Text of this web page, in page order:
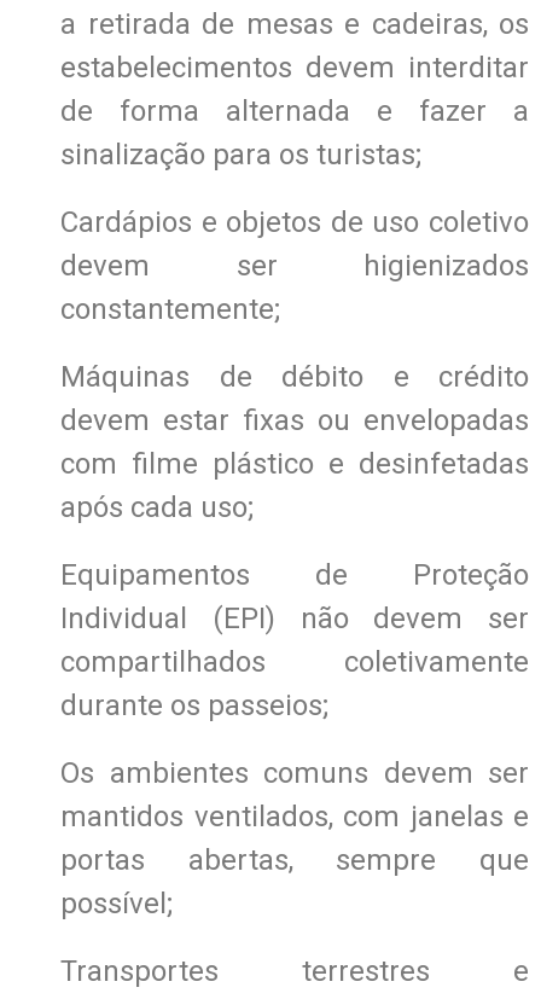
a retirada de mesas e cadeiras, os
estabelecimentos devem interditar
de forma alternada e fazer a
sinalização para os turistas;
Cardápios e objetos de uso coletivo
devem ser higienizados
constantemente;
Máquinas de débito e crédito
devem estar fixas ou envelopadas
com filme plástico e desinfetadas
após cada uso;
Equipamentos de Proteção
Individual (EPI) não devem ser
compartilhados coletivamente
durante os passeios;
Os ambientes comuns devem ser
mantidos ventilados, com janelas e
portas abertas, sempre que
possível;
Transportes terrestres e